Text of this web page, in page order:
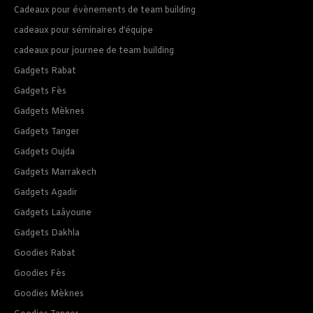
Cadeaux pour évènements de team building
cadeaux pour séminaires d’équipe
cadeaux pour journee de team building
Gadgets Rabat
Gadgets Fès
Gadgets Mèknes
Gadgets Tanger
Gadgets Oujda
Gadgets Marrakech
Gadgets Agadir
Gadgets Laâyoune
Gadgets Dakhla
Goodies Rabat
Goodies Fès
Goodies Mèknes